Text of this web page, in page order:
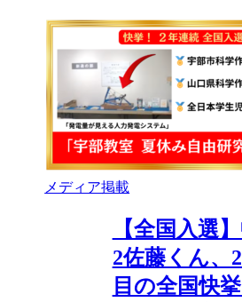
メディア掲載
【全国入選
2佐藤くん、
目の全国快挙